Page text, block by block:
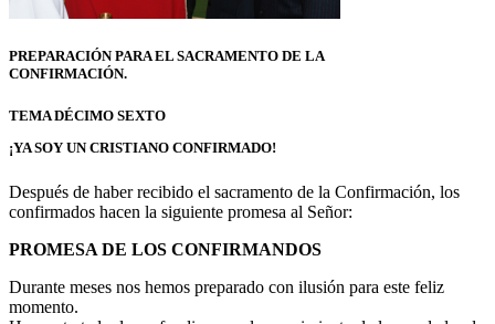
PREPARACIÓN PARA EL SACRAMENTO DE LA
CONFIRMACIÓN.
TEMA DÉCIMO SEXTO
¡YA SOY UN CRISTIANO CONFIRMADO!
Después de haber recibido el sacramento de la Confirmación, los
confirmados hacen la siguiente promesa al Señor:
PROMESA DE LOS CONFIRMANDOS
Durante meses nos hemos preparado con ilusión para este feliz
momento.